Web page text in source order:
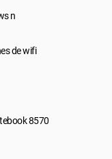
n
de wifi
8570